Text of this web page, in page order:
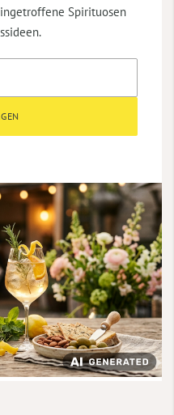
Spirituosen